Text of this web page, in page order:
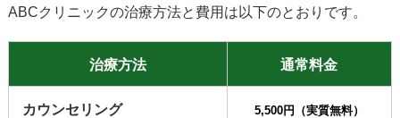
ABCクリニックの治療方法と費用は以下のとおりです。
治療方法 通常料金
カウンセリング 5,500円（実質無料）